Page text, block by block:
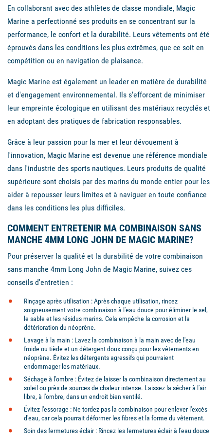
En collaborant avec des athlètes de classe mondiale, Magic
Marine a perfectionné ses produits en se concentrant sur la
performance, le confort et la durabilité. Leurs vêtements ont été
éprouvés dans les conditions les plus extrêmes, que ce soit en
compétition ou en navigation de plaisance.
Magic Marine est également un leader en matière de durabilité
et d'engagement environnemental. Ils s'efforcent de minimiser
leur empreinte écologique en utilisant des matériaux recyclés et
en adoptant des pratiques de fabrication responsables.
Grâce à leur passion pour la mer et leur dévouement à
l'innovation, Magic Marine est devenue une référence mondiale
dans l'industrie des sports nautiques. Leurs produits de qualité
supérieure sont choisis par des marins du monde entier pour les
aider à repousser leurs limites et à naviguer en toute confiance
dans les conditions les plus difficiles.
COMMENT ENTRETENIR MA COMBINAISON SANS
MANCHE 4MM LONG JOHN DE MAGIC MARINE?
Pour préserver la qualité et la durabilité de votre combinaison
sans manche 4mm Long John de Magic Marine, suivez ces
conseils d'entretien :
Rinçage après utilisation : Après chaque utilisation, rincez
soigneusement votre combinaison à l'eau douce pour éliminer le sel,
le sable et les résidus marins. Cela empêche la corrosion et la
détérioration du néoprène.
Lavage à la main : Lavez la combinaison à la main avec de l'eau
froide ou tiède et un détergent doux conçu pour les vêtements en
néoprène. Évitez les détergents agressifs qui pourraient
endommager les matériaux.
Séchage à l'ombre : Évitez de laisser la combinaison directement au
soleil ou près de sources de chaleur intense. Laissez-la sécher à l'air
libre, à l'ombre, dans un endroit bien ventilé.
Évitez l'essorage : Ne tordez pas la combinaison pour enlever l'excès
d'eau, car cela pourrait déformer les fibres et la forme du vêtement.
Soin des fermetures éclair : Rincez les fermetures éclair à l'eau douce